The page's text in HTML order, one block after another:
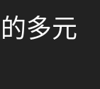
多元